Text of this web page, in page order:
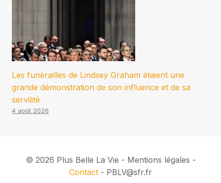
Les funérailles de Lindsey Graham étaient une
grande démonstration de son influence et de sa
servilité
4 août 2026
© 2026 Plus Belle La Vie - Mentions légales -
Contact - PBLV@sfr.fr